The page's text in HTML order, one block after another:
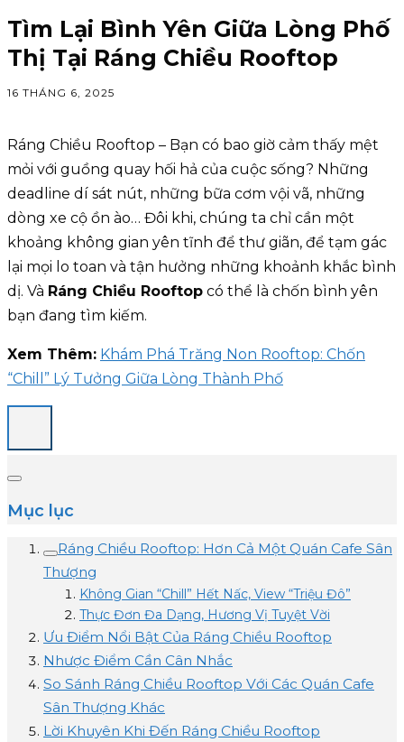
Tìm Lại Bình Yên Giữa Lòng Phố
Thị Tại Ráng Chiều Rooftop
16 THÁNG 6, 2025
Ráng Chiều Rooftop – Bạn có bao giờ cảm thấy mệt
mỏi với guồng quay hối hả của cuộc sống? Những
deadline dí sát nút, những bữa cơm vội vã, những
dòng xe cộ ồn ào… Đôi khi, chúng ta chỉ cần một
khoảng không gian yên tĩnh để thư giãn, để tạm gác
lại mọi lo toan và tận hưởng những khoảnh khắc bình
dị. Và Ráng Chiều Rooftop có thể là chốn bình yên
bạn đang tìm kiếm.
Xem Thêm: Khám Phá Trăng Non Rooftop: Chốn
“Chill” Lý Tưởng Giữa Lòng Thành Phố
Mục lục
Ráng Chiều Rooftop: Hơn Cả Một Quán Cafe Sân
Thượng
Không Gian “Chill” Hết Nấc, View “Triệu Đô”
Thực Đơn Đa Dạng, Hương Vị Tuyệt Vời
Ưu Điểm Nổi Bật Của Ráng Chiều Rooftop
Nhược Điểm Cần Cân Nhắc
So Sánh Ráng Chiều Rooftop Với Các Quán Cafe
Sân Thượng Khác
Lời Khuyên Khi Đến Ráng Chiều Rooftop